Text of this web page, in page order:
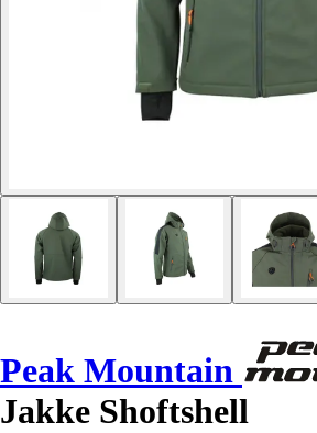
Peak Mountain
Jakke Shoftshell